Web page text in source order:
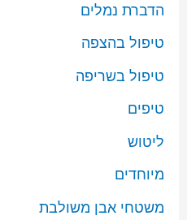
הדברת נמלים
טיפול בהצפה
טיפול בשריפה
טיפים
ליטוש
מיוחדים
משטחי אבן משולבת